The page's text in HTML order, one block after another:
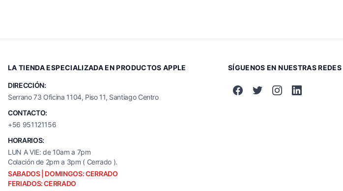
LA TIENDA ESPECIALIZADA EN PRODUCTOS APPLE
DIRECCIÓN:
Serrano 73 Oficina 1104, Piso 11, Santiago Centro
CONTACTO:
+56 951121156
HORARIOS:
LUN A VIE: de 10am a 7pm
Colación de 2pm a 3pm ( Cerrado ).
SABADOS | DOMINGOS: CERRADO
FERIADOS: CERRADO
SÍGUENOS EN NUESTRAS REDES